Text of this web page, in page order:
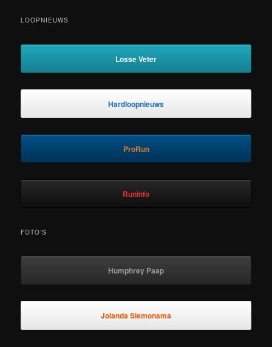
LOOPNIEUWS
Losse Veter
Hardloopnieuws
ProRun
Runinfo
FOTO’S
Humphrey Paap
Jolanda Siemonsma